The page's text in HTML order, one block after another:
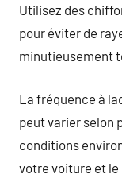
Utilisez des
pour éviter de
minutieusement
La fréquence à
peut varier selon
conditions
votre voiture et